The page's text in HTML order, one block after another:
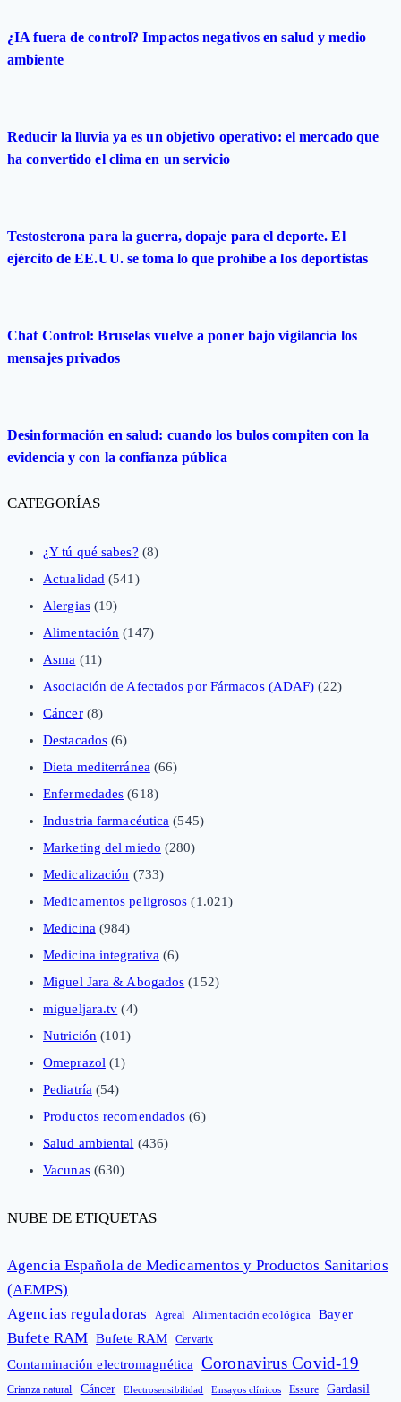
¿IA fuera de control? Impactos negativos en salud y medio
ambiente
Reducir la lluvia ya es un objetivo operativo: el mercado que
ha convertido el clima en un servicio
Testosterona para la guerra, dopaje para el deporte. El
ejército de EE.UU. se toma lo que prohíbe a los deportistas
Chat Control: Bruselas vuelve a poner bajo vigilancia los
mensajes privados
Desinformación en salud: cuando los bulos compiten con la
evidencia y con la confianza pública
CATEGORÍAS
¿Y tú qué sabes? (8)
Actualidad (541)
Alergias(19)
Alimentación (147)
Asma (11)
Asociación de Afectados por Fármacos (ADAF) (22)
Cáncer(8)
Destacados (6)
Dieta mediterránea (66)
Enfermedades (618)
Industria farmacéutica (545)
Marketing del miedo (280)
Medicalización (733)
Medicamentos peligrosos (1.021)
Medicina (984)
Medicina integrativa (6)
Miguel Jara & Abogados (152)
migueljara.tv (4)
Nutrición (101)
Omeprazol (1)
Pediatría (54)
Productos recomendados (6)
Salud ambiental (436)
Vacunas(630)
NUBE DE ETIQUETAS
Agencia Española de Medicamentos y Productos Sanitarios
(AEMPS)
Agencias reguladoras
Agreal Alimentación ecológica Bayer
Bufete RAM Bufete RAM Cervarix
Contaminación electromagnética Coronavirus Covid-19
Crianza natural Cáncer Electrosensibilidad Ensayos clínicos Essure Gardasil